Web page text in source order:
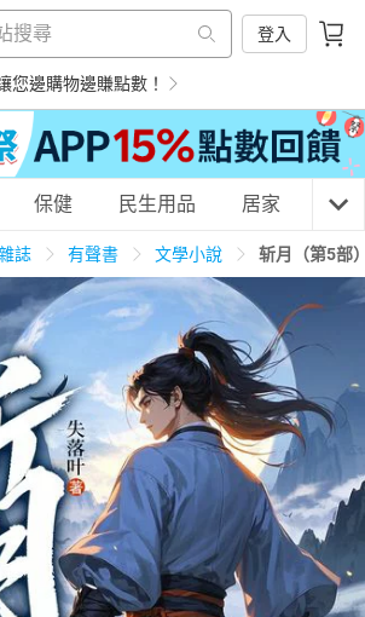
登入
您邊購物邊賺點數！
食蛋糕 養生保健 民生用品
3C家電 運動休閒 親子玩具
男裝 化妝保養 情趣用品
保健 民生用品 居家 3C
誌 有聲書 文學小說 斩月（第5部